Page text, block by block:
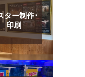
ター制作･
印刷